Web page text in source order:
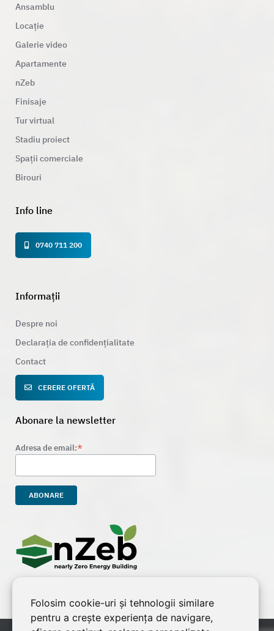
Folosim cookie-uri și tehnologii similare
pentru a crește experiența de navigare,
Ansamblu
Locație
Galerie video
Apartamente
nZeb
Finisaje
Tur virtual
Stadiu proiect
Spații comerciale
Birouri
Info line
0740 711 200
Informații
Despre noi
Declarația de confidențialitate
Contact
CERERE OFERTĂ
Abonare la newsletter
Adresa de email:*